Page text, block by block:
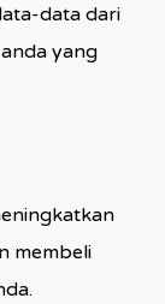
data dari
yang
membeli